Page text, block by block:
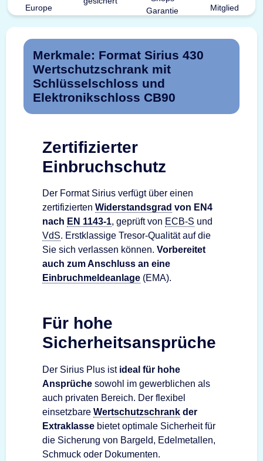
Merkmale: Format Sirius 430
Wertschutzschrank mit
Schlüsselschloss und
Elektronikschloss CB90
Zertifizierter
Einbruchschutz
Der Format Sirius verfügt über einen
zertifizierten Widerstandsgrad von EN4
nach EN 1143-1, geprüft von ECB-S und
VdS. Erstklassige Tresor-Qualität auf die
Sie sich verlassen können. Vorbereitet
auch zum Anschluss an eine
Einbruchmeldeanlage (EMA).
Für hohe
Sicherheitsansprüche
Der Sirius Plus ist ideal für hohe
Ansprüche sowohl im gewerblichen als
auch privaten Bereich. Der flexibel
einsetzbare Wertschutzschrank der
Extraklasse bietet optimale Sicherheit für
die Sicherung von Bargeld, Edelmetallen,
Schmuck oder Dokumenten.